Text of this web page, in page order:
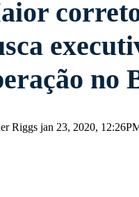
no
Riggs jan 23, 2020,